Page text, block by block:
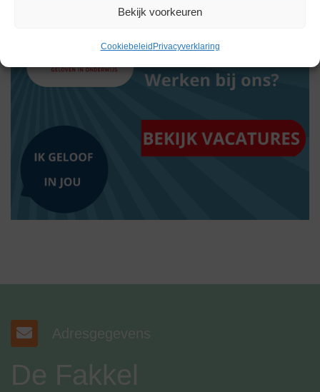
Bekijk voorkeuren
CookiebeleidPrivacyverklaring
Adresgegevens
De Fakkel